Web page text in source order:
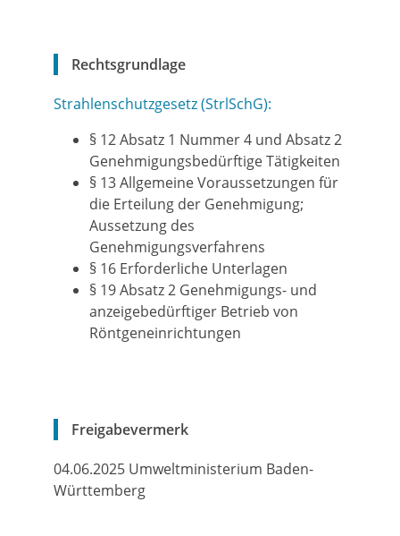
Rechtsgrundlage
Strahlenschutzgesetz (StrlSchG):
§ 12 Absatz 1 Nummer 4 und Absatz 2
Genehmigungsbedürftige Tätigkeiten
§ 13 Allgemeine Voraussetzungen für
die Erteilung der Genehmigung;
Aussetzung des
Genehmigungsverfahrens
§ 16 Erforderliche Unterlagen
§ 19 Absatz 2 Genehmigungs- und
anzeigebedürftiger Betrieb von
Röntgeneinrichtungen
Freigabevermerk
04.06.2025 Umweltministerium Baden-
Württemberg